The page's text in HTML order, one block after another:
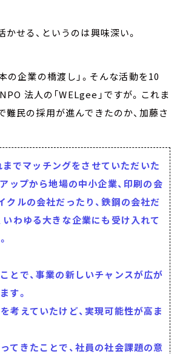
せる、というのは興味深い。
の企業の橋渡し」。そんな活動を10
法人の「WELgee」ですが。これま
難民の採用が進んできたのか、加藤さ
までマッチングをさせていただいた
ップから地場の中小企業、印刷の会
クルの会社だったり、鉄鋼の会社だ
いわゆる大きな企業にも受け入れて
とで、事業の新しいチャンスが広が
す。
考えていたけど、実現可能性が高ま
てきたことで、社員の社会課題の意